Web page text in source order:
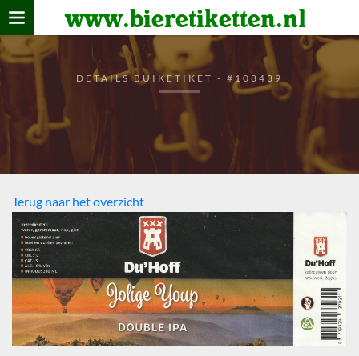
www.bieretiketten.nl
Home
verzamelen
De bierkaart
Bezoekers
DETAILS BUIKETIKET - #108439
Terug naar het overzicht